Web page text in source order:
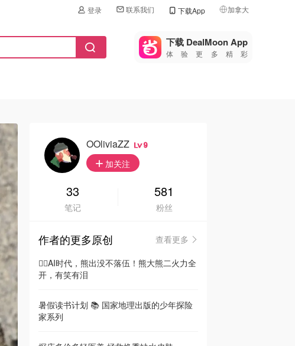
登录 联系我们 下载App 加拿大
🇺🇸
美国
🇨🇳中国
🇮🇹
🇦🇺
🇳🇿新西兰
下载 DealMoon App
体验更多精彩
OOliviaZZ 9
加关注
33
笔记
581
粉丝
作者的更多原创
查看更多
🦸‍♂️AI时代，熊出没不落伍！熊大熊二火力全
开，有笑有泪
暑假读书计划 📚 国家地理出版的少年探险
家系列